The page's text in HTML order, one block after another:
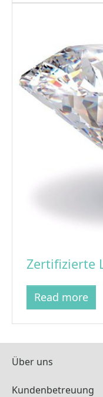
Zertifizierte
Read more
Über uns
Kundenbetreuung